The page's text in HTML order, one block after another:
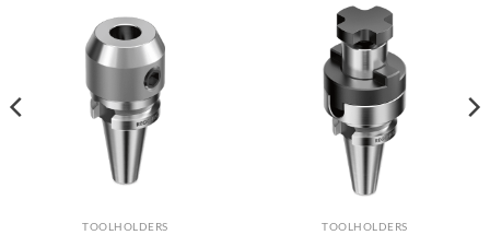
TOOLHOLDERS TOOLHOLDERS